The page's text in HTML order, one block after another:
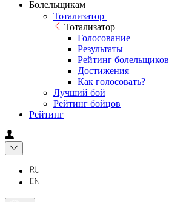
Болельщикам
Тотализатор
Тотализатор
Голосование
Результаты
Рейтинг болельщиков
Достижения
Как голосовать?
Лучший бой
Рейтинг бойцов
Рейтинг